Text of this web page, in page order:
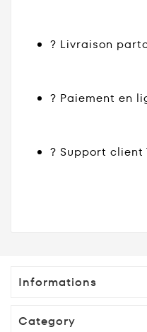
? Livraison
? Paiement en
? Support client
Informations
Category